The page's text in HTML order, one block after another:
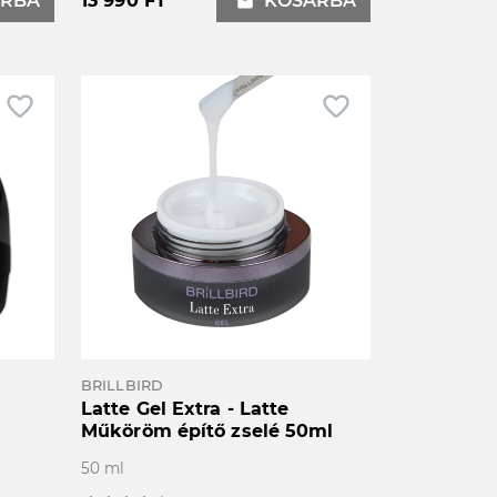
favorite_border favorite_border
BRILLBIRD
Latte Gel Extra - Latte
Műköröm építő zselé 50ml
50 ml